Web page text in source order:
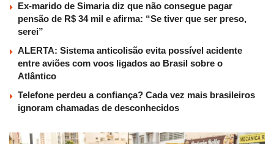
Ex-marido de Simaria diz que não consegue pagar
pensão de R$ 34 mil e afirma: “Se tiver que ser preso,
serei”
ALERTA: Sistema anticolisão evita possível acidente
entre aviões com voos ligados ao Brasil sobre o
Atlântico
Telefone perdeu a confiança? Cada vez mais brasileiros
ignoram chamadas de desconhecidos